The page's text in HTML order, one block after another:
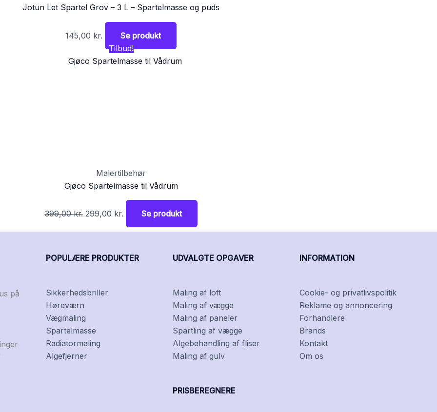
Jotun Let Spartel Grov – 3 L – Spartelmasse og puds
145,00 kr.
Se produkt
Tilbud!
Malertilbehør
Gjøco Spartelmasse til Vådrum
399,00kr. 299,00 kr. Se produkt
på
POPULÆRE PRODUKTER
Sikkerhedsbriller
Høreværn
Vægmaling
Spartelmasse
Radiatormaling
Algefjerner
UDVALGTE OPGAVER
Maling af loft
Maling af vægge
Maling af paneler
Spartling af vægge
Algebehandling af fliser
Maling af gulv
PRISBEREGNERE
INFORMATION
Cookie- og privatlivspolitik
Reklame og annoncering
Forhandlere
Brands
Kontakt
Om os